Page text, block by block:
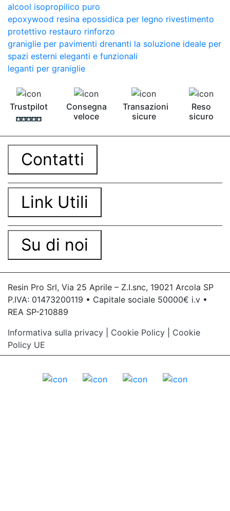
alcool isopropilico puro
epoxywood resina epossidica per legno rivestimento
protettivo restauro rinforzo
graniglie per pavimenti drenanti la soluzione ideale per
spazi esterni eleganti e funzionali
leganti per graniglie
Trustpilot
Consegna
veloce
Transazioni
sicure
Reso
sicuro
Contatti
Link Utili
Su di noi
Resin Pro Srl, Via 25 Aprile – Z.I.snc, 19021 Arcola SP
P.IVA: 01473200119 • Capitale sociale 50000€ i.v •
REA SP-210889
Informativa sulla privacy
Cookie Policy
Cookie
Policy UE